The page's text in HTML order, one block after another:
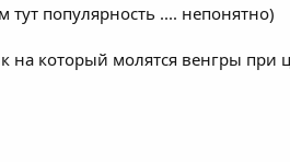
популярность .... непонятно)
на который молятся венгры при